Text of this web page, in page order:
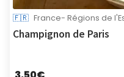
🇫🇷 France- Régions de
Champignon de Paris